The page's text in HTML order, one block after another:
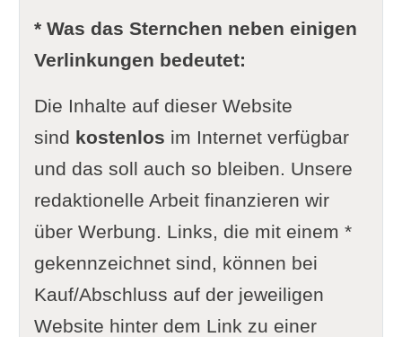
* Was das Sternchen neben einigen
Verlinkungen bedeutet:
Die Inhalte auf dieser Website
sind kostenlos im Internet verfügbar
und das soll auch so bleiben. Unsere
redaktionelle Arbeit finanzieren wir
über Werbung. Links, die mit einem *
gekennzeichnet sind, können bei
Kauf/Abschluss auf der jeweiligen
Website hinter dem Link zu einer